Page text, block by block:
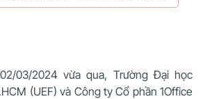
03/2024 vừa qua, Trường Đại học
(UEF) và Công ty Cổ phần 1Office